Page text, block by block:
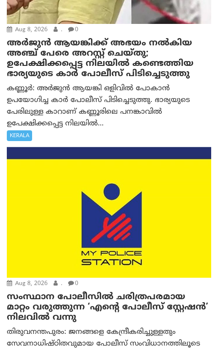
Aug 8, 2026 . 0
അര്‍ജുന്‍ ആയങ്കിക്ക് അഭയം നല്‍കിയ
അഞ്ച് പേരെ അറസ്റ്റ് ചെയ്തു;
ഉപേക്ഷിക്കപ്പെട്ട നിലയില്‍ കണ്ടെത്തിയ
ഭാര്യയുടെ കാര്‍ പോലീസ് പിടിച്ചെടുത്തു
കണ്ണൂർ: അർജുൻ ആയങ്കി ഒളിവിൽ പോകാൻ
ഉപയോഗിച്ച കാർ പോലീസ് പിടിച്ചെടുത്തു. ഭാര്യയുടെ
പേരിലുള്ള കാറാണ് കണ്ണൂരിലെ പനങ്കാവിൽ
ഉപേക്ഷിക്കപ്പെട്ട നിലയിൽ...
KERALA
Aug 8, 2026 . 0
സംസ്ഥാന പോലീസിൽ ചരിത്രപരമായ
മാറ്റം വരുത്തുന്ന ‘എന്റെ പോലീസ് സ്റ്റേഷൻ’
നിലവില്‍ വന്നു
തിരുവനന്തപുരം: ജനങ്ങളെ കേന്ദ്രീകരിച്ചുള്ളതും
സേവനാധിഷ്ഠിതവുമായ പോലീസ് സംവിധാനത്തിലൂടെ